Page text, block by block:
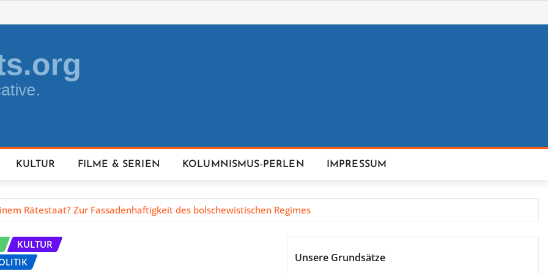
KULTUR FILME & SERIEN KOLUMNISMUS-PERLEN IMPRESSUM
Rätestaat? Zur Fassadenhaftigkeit des bolschewistischen Regimes
KULTUR
Unsere Grundsätze